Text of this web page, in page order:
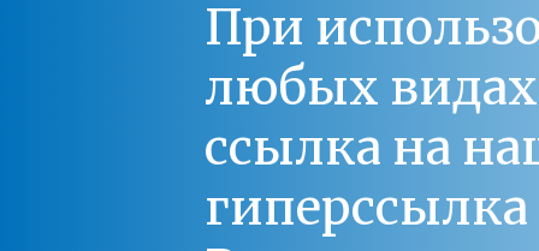
При
любых
ссылка на